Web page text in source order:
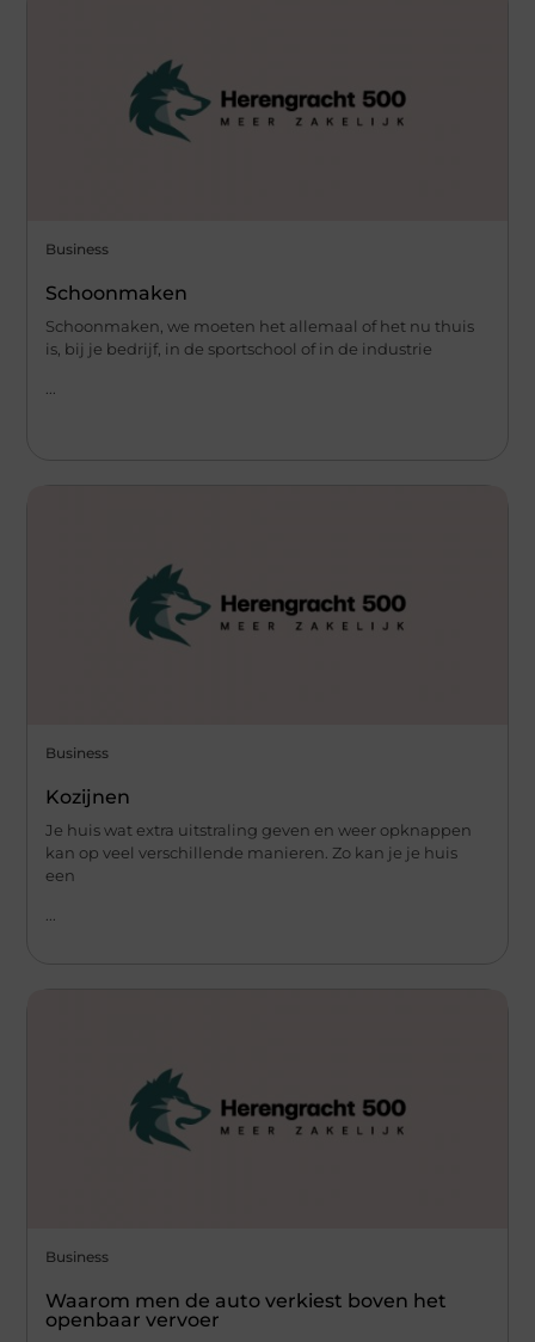
Business
Schoonmaken
Schoonmaken, we moeten het allemaal of het nu thuis
is, bij je bedrijf, in de sportschool of in de industrie
Business
Kozijnen
Je huis wat extra uitstraling geven en weer opknappen
kan op veel verschillende manieren. Zo kan je je huis
een
...
Business
Waarom men de auto verkiest boven het
openbaar vervoer